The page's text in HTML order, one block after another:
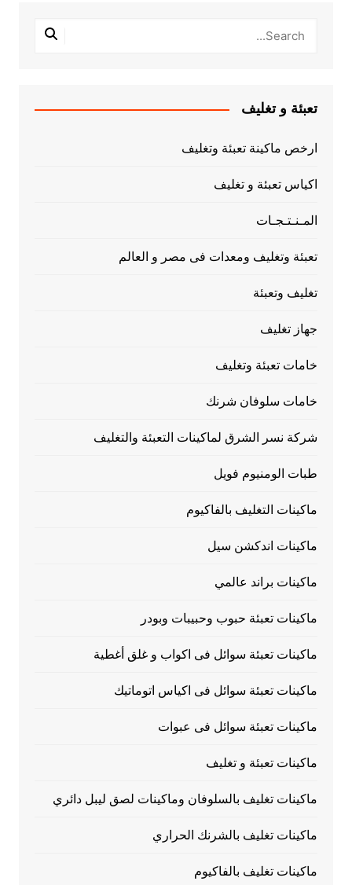
تعبئة و تغليف
ارخص ماكينة تعبئة وتغليف
اكياس تعبئة و تغليف
المـنـتـجـات
تعبئة وتغليف ومعدات فى مصر و العالم
تغليف وتعبئة
جهاز تغليف
خامات تعبئة وتغليف
خامات سلوفان شرنك
شركة نسر الشرق لماكينات التعبئة والتغليف
طبات الومنيوم فويل
ماكينات التغليف بالفاكيوم
ماكينات اندكشن سيل
ماكينات براند عالمي
ماكينات تعبئة حبوب وحبيبات وبودر
ماكينات تعبئة سوائل فى اكواب و غلق أغطية
ماكينات تعبئة سوائل فى اكياس اتوماتيك
ماكينات تعبئة سوائل فى عبوات
ماكينات تعبئة و تغليف
ماكينات تغليف بالسلوفان وماكينات لصق ليبل دائري
ماكينات تغليف بالشرنك الحراري
ماكينات تغليف بالفاكيوم